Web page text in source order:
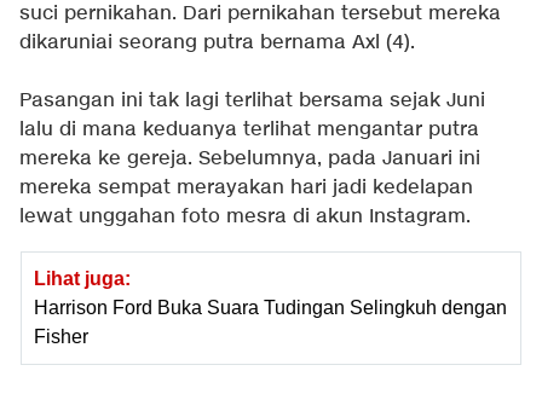
suci pernikahan. Dari pernikahan tersebut mereka
dikaruniai seorang putra bernama Axl (4).
Pasangan ini tak lagi terlihat bersama sejak Juni
lalu di mana keduanya terlihat mengantar putra
mereka ke gereja. Sebelumnya, pada Januari ini
mereka sempat merayakan hari jadi kedelapan
lewat unggahan foto mesra di akun Instagram.
Lihat juga:
Harrison Ford Buka Suara Tudingan Selingkuh dengan
Fisher